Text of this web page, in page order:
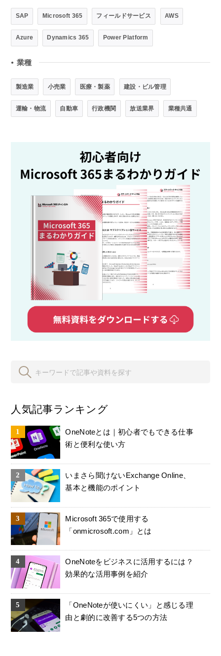
SAP Microsoft 365 フィールドサービス AWS
Azure Dynamics 365 Power Platform
● 業種
製造業 小売業 医療・製薬 建設・ビル管理
運輸・物流 自動車 行政機関 放送業界 業種共通
人気記事ランキング
OneNoteとは｜初心者でもできる仕事
術と便利な使い方
いまさら聞けないExchange Online、
基本と機能のポイント
Microsoft 365で使用する
「onmicrosoft.com」とは
OneNoteをビジネスに活用するには？
効果的な活用事例を紹介
「OneNoteが使いにくい」と感じる理
由と劇的に改善する5つの方法